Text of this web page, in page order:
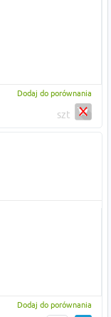
Dodaj do porównania
szt
Dodaj do porównania